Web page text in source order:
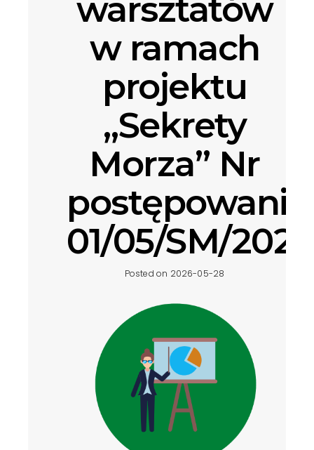
warsztatów
w ramach
projektu
„Sekrety
Morza” Nr
01/05/SM/2026
Posted on 2026-05-28